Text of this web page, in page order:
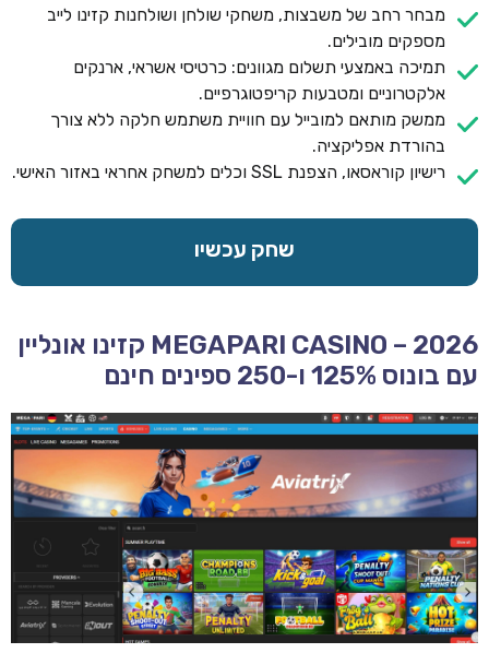
מבחר רחב של משבצות, משחקי שולחן ושולחנות קזינו לייב
מספקים מובילים.
תמיכה באמצעי תשלום מגוונים: כרטיסי אשראי, ארנקים
אלקטרוניים ומטבעות קריפטוגרפיים.
ממשק מותאם למובייל עם חוויית משתמש חלקה ללא צורך
בהורדת אפליקציה.
רישיון קוראסאו, הצפנת SSL וכלים למשחק אחראי באזור האישי.
שחק עכשיו
MEGAPARI CASINO – 2026 קזינו אונליין
עם בונוס 125% ו-250 ספינים חינם